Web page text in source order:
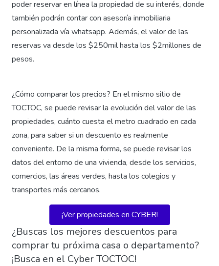
poder reservar en línea la propiedad de su interés, donde
también podrán contar con asesoría inmobiliaria
personalizada vía whatsapp. Además, el valor de las
reservas va desde los $250mil hasta los $2millones de
pesos.
¿Cómo comparar los precios? En el mismo sitio de
TOCTOC, se puede revisar la evolución del valor de las
propiedades, cuánto cuesta el metro cuadrado en cada
zona, para saber si un descuento es realmente
conveniente. De la misma forma, se puede revisar los
datos del entorno de una vivienda, desde los servicios,
comercios, las áreas verdes, hasta los colegios y
transportes más cercanos.
¡Ver propiedades en CYBER!
¿Buscas los mejores descuentos para
comprar tu próxima casa o departamento?
¡Busca en el Cyber TOCTOC!